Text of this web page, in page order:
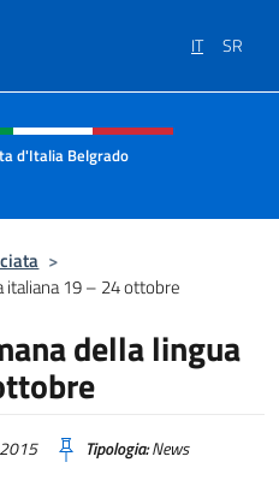
IT SR
e menù
d'Italia Belgrado
>
italiana 19 – 24 ottobre
della lingua
Tipologia:News